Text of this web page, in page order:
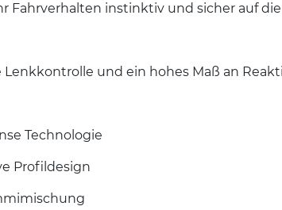
Fahrverhalten instinktiv und sicher auf
und ein hohes Maß an
Technologie
Profildesign